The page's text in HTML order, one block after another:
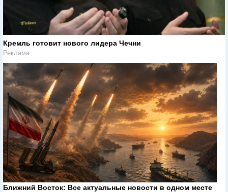
Кремль готовит нового лидера Чечни
Реклама
Ближний Восток: Все актуальные новости в одном месте